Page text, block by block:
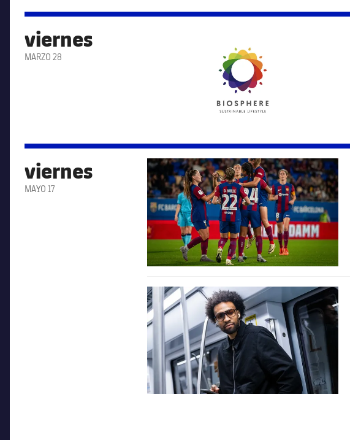
viernes
MARZO 28
viernes
MAYO 17
FC Barcelona club badge
FC Barcelona club badge